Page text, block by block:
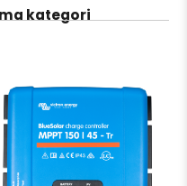
kategori